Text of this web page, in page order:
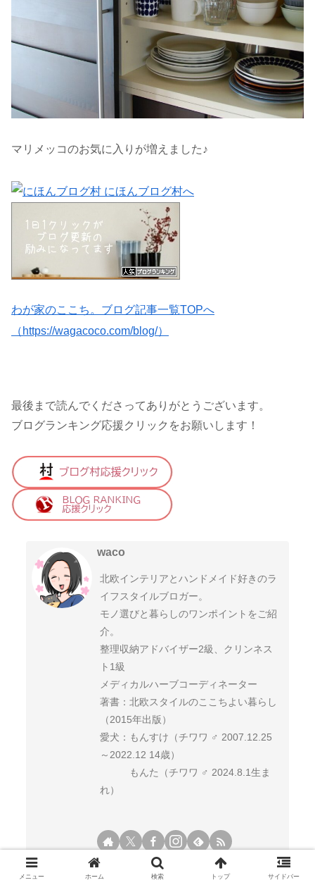
マリメッコのお気に入りが増えました♪
わが家のここち。ブログ記事一覧TOPへ
（https://wagacoco.com/blog/）
最後まで読んでくださってありがとうございます。
ブログランキング応援クリックをお願いします！
waco
北欧インテリアとハンドメイド好きのラ
イフスタイルブロガー。
モノ選びと暮らしのワンポイントをご紹
介。
整理収納アドバイザー2級、クリンネス
ト1級
メディカルハーブコーディネーター
著書：北欧スタイルのここちよい暮らし
（2015年出版）
愛犬：もんすけ（チワワ ♂ 2007.12.25
～2022.12 14歳）
もんた（チワワ ♂ 2024.8.1生ま
れ）
メニュー ホーム 検索 トップ サイドバー